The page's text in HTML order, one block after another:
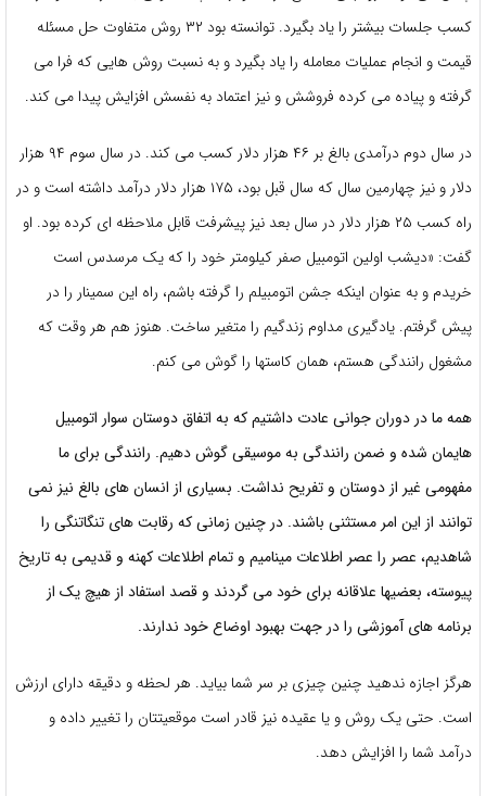
کسب جلسات بیشتر را یاد بگیرد. توانسته بود ۳۲ روش متفاوت حل مسئله
قیمت و انجام عملیات معامله را یاد بگیرد و به نسبت روش هایی که فرا می
گرفته و پیاده می کرده فروشش و نیز اعتماد به نفسش افزایش پیدا می کند.
در سال دوم درآمدی بالغ بر ۴۶ هزار دلار کسب می کند. در سال سوم ۹۴ هزار
دلار و نیز چهارمین سال که سال قبل بود، ۱۷۵ هزار دلار درآمد داشته است و در
راه کسب ۲۵ هزار دلار در سال بعد نیز پیشرفت قابل ملاحظه ای کرده بود. او
گفت: «دیشب اولین اتومبیل صفر کیلومتر خود را که یک مرسدس است
خریدم و به عنوان اینکه جشن اتومبیلم را گرفته باشم، راه این سمینار را در
پیش گرفتم. یادگیری مداوم زندگیم را متغیر ساخت. هنوز هم هر وقت که
مشغول رانندگی هستم، همان کاستها را گوش می کنم.
همه ما در دوران جوانی عادت داشتیم که به اتفاق دوستان سوار اتومبیل
هایمان شده و ضمن رانندگی به موسیقی گوش دهیم. رانندگی برای ما
مفهومی غیر از دوستان و تفریح نداشت. بسیاری از انسان های بالغ نیز نمی
توانند از این امر مستثنی باشند. در چنین زمانی که رقابت های تنگاتنگی را
شاهدیم، عصر را عصر اطلاعات مینامیم و تمام اطلاعات کهنه و قدیمی به تاریخ
پیوسته، بعضیها علاقانه برای خود می گردند و قصد استفاد از هیچ یک از
برنامه های آموزشی را در جهت بهبود اوضاع خود ندارند.
هرگز اجازه ندهید چنین چیزی بر سر شما بیاید. هر لحظه و دقیقه دارای ارزش
است. حتی یک روش و یا عقیده نیز قادر است موقعیتتان را تغییر داده و
درآمد شما را افزایش دهد.